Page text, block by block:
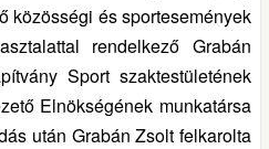
közösségi és sportesemények
rendelkező Grabán
Sport szaktestületének
Elnökségének munkatársa
után Grabán Zsolt felkarolta